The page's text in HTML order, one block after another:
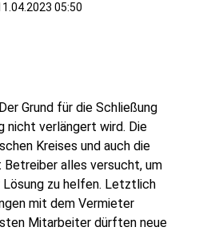
05:50
Grund für die Schließung
nicht verlängert wird. Die
Kreises und auch die
alles versucht, um
zu helfen. Letztlich
mit dem Vermieter
Mitarbeiter dürften neue